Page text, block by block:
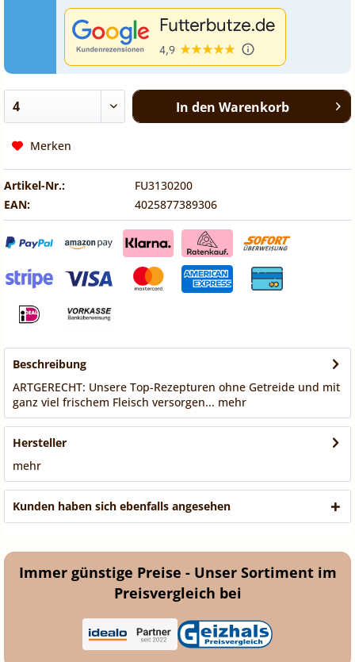
In den Warenkorb
Merken
Artikel-Nr.:
FU3130200
EAN:
4025877389306
Beschreibung
ARTGERECHT: Unsere Top-Rezepturen ohne Getreide und mit
ganz viel frischem Fleisch versorgen... mehr
Hersteller
mehr
Kunden haben sich ebenfalls angesehen
Immer günstige Preise - Unser Sortiment im
Preisvergleich bei